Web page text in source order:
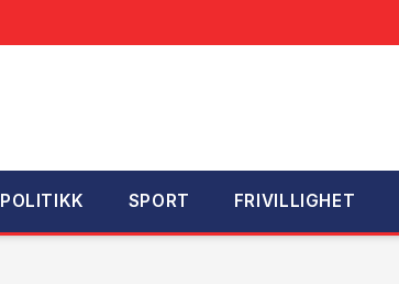
POLITIKK SPORT FRIVILLIGHET